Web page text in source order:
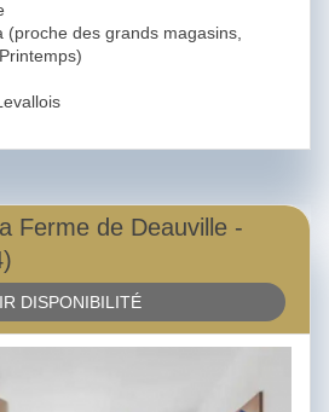
des grands magasins,
Ferme de Deauville -
DISPONIBILITÉ